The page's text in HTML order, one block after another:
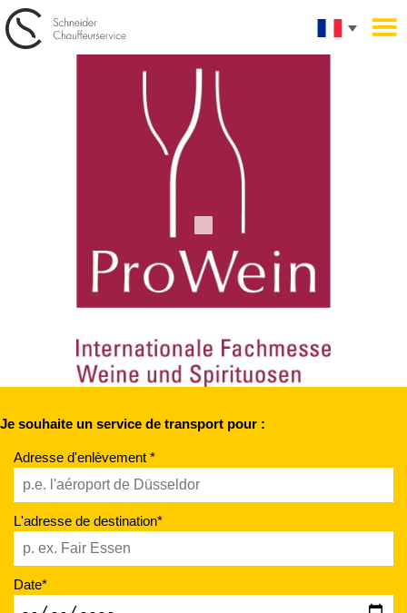
Je souhaite un service de transport pour :
Adresse d'enlèvement *
L'adresse de destination*
Date*